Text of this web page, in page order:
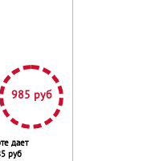
985 руб
дает
руб